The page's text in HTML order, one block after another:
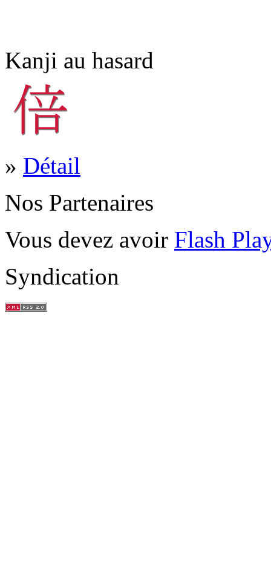
Kanji au hasard
» Détail
Nos Partenaires
Vous devez avoir Flash
Syndication